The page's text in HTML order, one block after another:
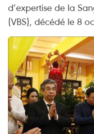
d’expertise de la
(VBS), décédé le 8